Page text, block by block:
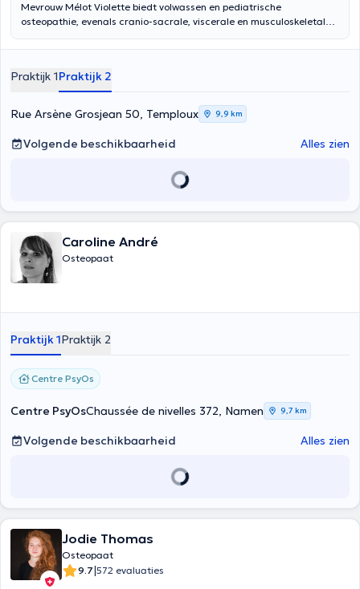
Mevrouw Mélot Violette biedt volwassen en pediatrische
osteopathie, evenals cranio-sacrale, viscerale en musculoskeletale
hierdeau 6, 5020 Temploux op dinsdag van 9 tot 11.45 uur; vrijdag
Praktijk 1Praktijk 2
Rue Arsène Grosjean 50, Temploux 9,9 km
Volgende beschikbaarheid Alles zien
Caroline André
Osteopaat
Praktijk 1Praktijk 2
Centre PsyOs
Centre PsyOsChaussée de nivelles 372, Namen 9,7 km
Volgende beschikbaarheid Alles zien
Jodie Thomas
Osteopaat
9.7|572 evaluaties